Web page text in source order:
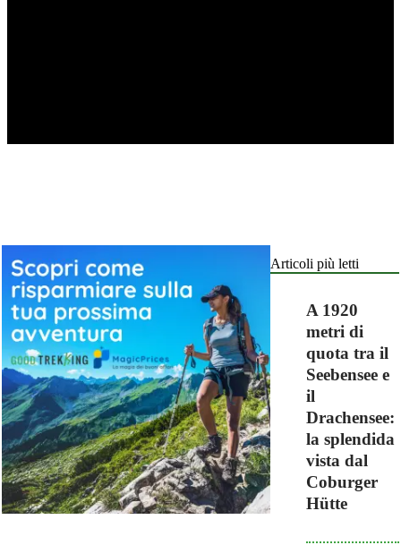
Articoli più letti
A 1920
metri di
quota tra il
Seebensee e
il
Drachensee:
la splendida
vista dal
Coburger
Hütte